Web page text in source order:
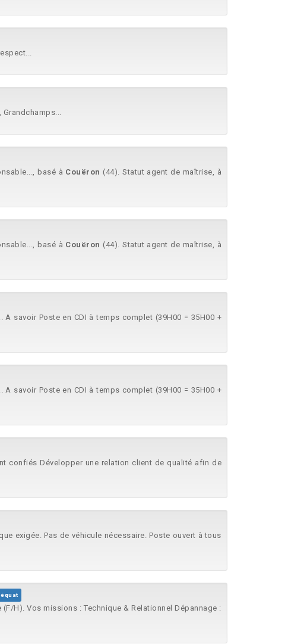
Grandchamps...
basé à Couëron (44). Statut agent de maîtrise, à
basé à Couëron (44). Statut agent de maîtrise, à
savoir Poste en CDI à temps complet (39H00 = 35H00 +
savoir Poste en CDI à temps complet (39H00 = 35H00 +
confiés Développer une relation client de qualité afin de
exigée. Pas de véhicule nécessaire. Poste ouvert à tous
H). Vos missions : Technique & Relationnel Dépannage :